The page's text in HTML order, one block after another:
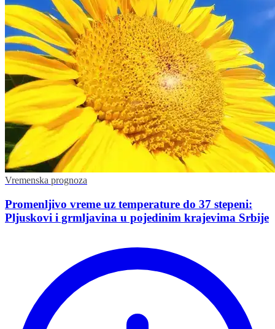
Vremenska prognoza
Promenljivo vreme uz temperature do 37 stepeni:
Pljuskovi i grmljavina u pojedinim krajevima Srbije